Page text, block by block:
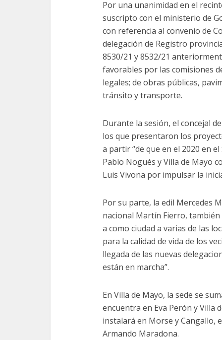
Por una unanimidad en el
suscripto con el ministerio de
con referencia al convenio de
delegación de Registro
8530/21 y 8532/21
favorables por las comisiones
legales; de obras públicas,
tránsito y transporte.
Durante la sesión, el concejal
los que presentaron los
a partir “de que en el 2020 en
Pablo Nogués y Villa de Mayo
Luis Vivona por impulsar la
Por su parte, la edil Mercedes
nacional Martín Fierro,
a como ciudad a varias de las
para la calidad de vida de los
llegada de las nuevas
están en marcha”.
En Villa de Mayo, la sede se
encuentra en Eva Perón y Villa
instalará en Morse y Cangallo,
Armando Maradona.